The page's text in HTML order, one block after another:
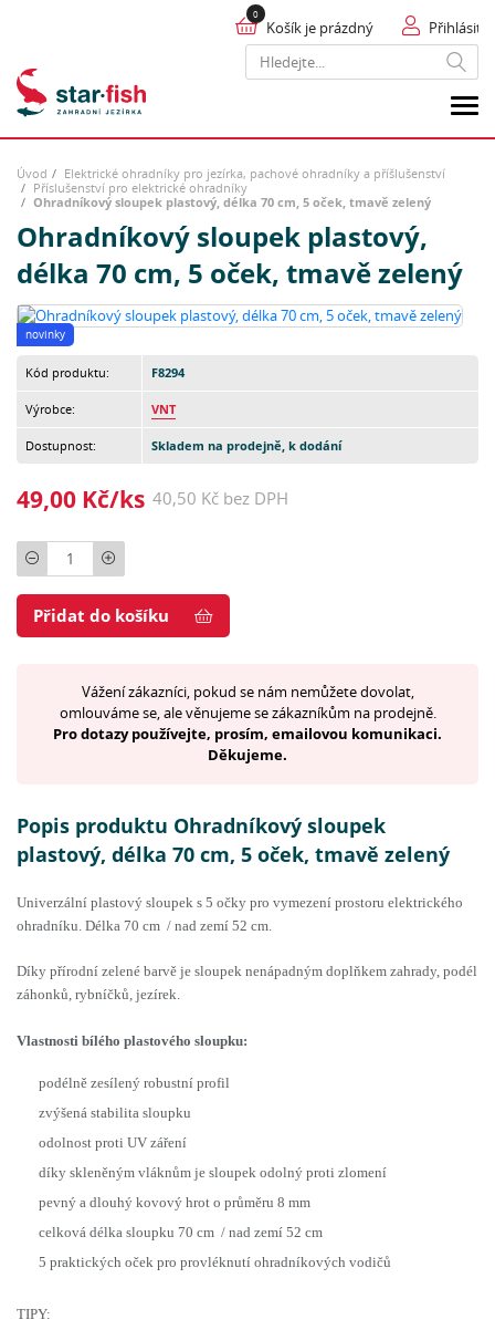
Hledat
Přihlásit
Košík je prázdný
Úvod
Elektrické ohradníky pro jezírka, pachové ohradníky a příšlušenství
Příslušenství pro elektrické ohradníky
Ohradníkový sloupek plastový, délka 70 cm, 5 oček, tmavě zelený
Ohradníkový sloupek plastový,
délka 70 cm, 5 oček, tmavě zelený
novinky
Kód produktu: F8294
Výrobce: VNT
Dostupnost: Skladem na prodejně, k dodání
49,00 Kč/ks 40,50 Kč bez DPH
Počet
Přidat do košíku
Vážení zákazníci, pokud se nám nemůžete dovolat,
omlouváme se, ale věnujeme se zákazníkům na prodejně.
Pro dotazy používejte, prosím, emailovou komunikaci.
Děkujeme.
Popis produktu Ohradníkový sloupek
plastový, délka 70 cm, 5 oček, tmavě zelený
Univerzální plastový sloupek s 5 očky pro vymezení prostoru elektrického
ohradníku. Délka 70 cm / nad zemí 52 cm.
Díky přírodní zelené barvě je sloupek nenápadným doplňkem zahrady, podél
záhonků, rybníčků, jezírek.
Vlastnosti bílého plastového sloupku:
podélně zesílený robustní profil
zvýšená stabilita sloupku
odolnost proti UV záření
díky skleněným vláknům je sloupek odolný proti zlomení
pevný a dlouhý kovový hrot o průměru 8 mm
celková délka sloupku 70 cm / nad zemí 52 cm
5 praktických oček pro provléknutí ohradníkových vodičů
TIPY: